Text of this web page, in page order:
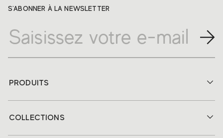
S'ABONNER À LA NEWSLETTER
PRODUITS
COLLECTIONS